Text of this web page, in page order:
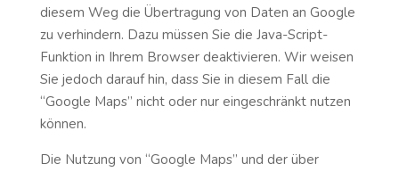
diesem Weg die Übertragung von Daten an Google
zu verhindern. Dazu müssen Sie die Java-Script-
Funktion in Ihrem Browser deaktivieren. Wir weisen
Sie jedoch darauf hin, dass Sie in diesem Fall die
“Google Maps” nicht oder nur eingeschränkt nutzen
können.
Die Nutzung von “Google Maps” und der über